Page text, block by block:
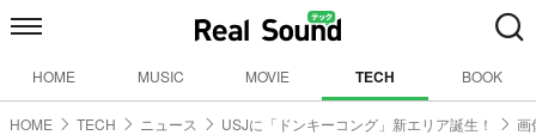
HOME MUSIC MOVIE TECH BOOK
HOME TECH ニュース USJに「ドンキーコング」新エリア誕生！ 画